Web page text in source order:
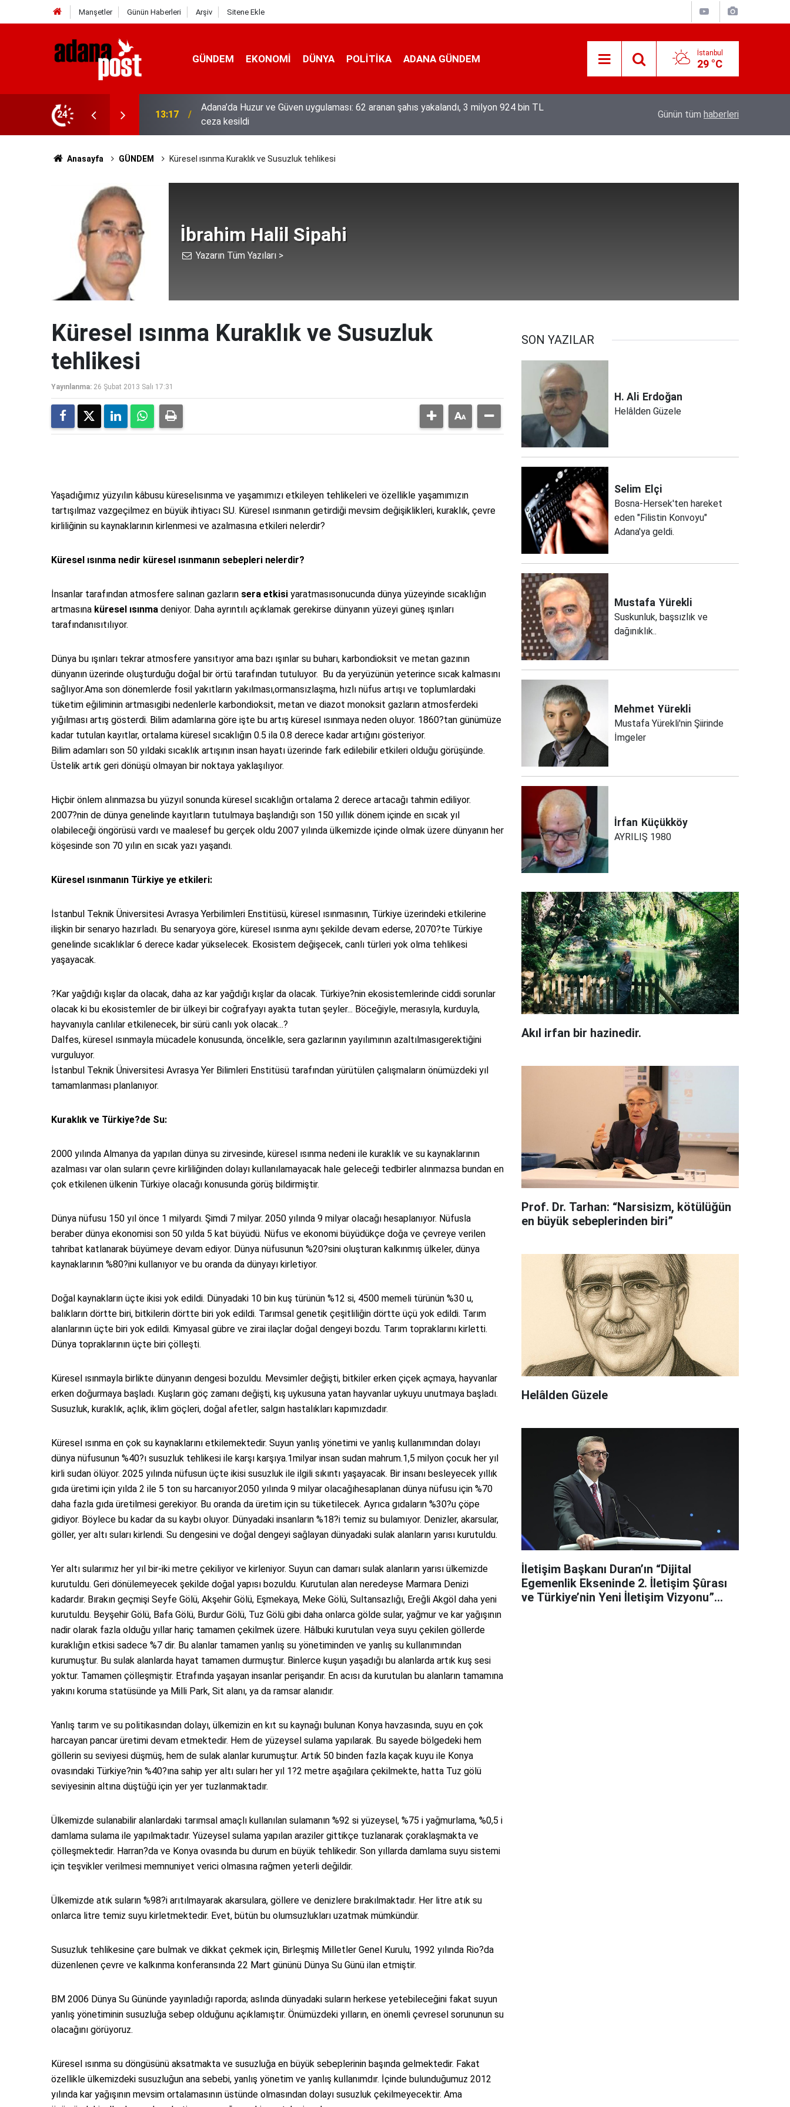
Manşetler Günün Haberleri Arşiv Sitene Ekle
GÜNDEM EKONOMI DÜNYA POLİTİKA ADANA GÜNDEM İstanbul
29 °C
24
yakalandı, 3 milyon 924 bin TL
13:01 52 yıldır el emeğiyle üretiyor, mesleğin yok olmamasına karşı direniyor Hava 40, asfalt 200 derece: Adana’da
Günün tüm haberleri
Anasayfa GÜNDEM Küresel ısınma Kuraklık ve Susuzluk tehlikesi
İbrahim Halil Sipahi
Yazarın Tüm Yazıları >
Küresel ısınma Kuraklık ve Susuzluk
tehlikesi
Yayınlanma: 26 Şubat 2013 Salı 17:31
Yaşadığımız yüzyılın kâbusu küreselısınma ve yaşamımızı etkileyen tehlikeleri ve özellikle yaşamımızın
tartışılmaz vazgeçilmez en büyük ihtiyacı SU. Küresel ısınmanın getirdiği mevsim değişiklikleri, kuraklık, çevre
kirliliğinin su kaynaklarının kirlenmesi ve azalmasına etkileri nelerdir?
Küresel ısınma nedir küresel ısınmanın sebepleri nelerdir?
İnsanlar tarafından atmosfere salınan gazların sera etkisi yaratmasısonucunda dünya yüzeyinde sıcaklığın
artmasına küresel ısınma deniyor. Daha ayrıntılı açıklamak gerekirse dünyanın yüzeyi güneş ışınları
tarafındanısıtılıyor.
Dünya bu ışınları tekrar atmosfere yansıtıyor ama bazı ışınlar su buharı, karbondioksit ve metan gazının
dünyanın üzerinde oluşturduğu doğal bir örtü tarafından tutuluyor. Bu da yeryüzünün yeterince sıcak kalmasını
sağlıyor.Ama son dönemlerde fosil yakıtların yakılması,ormansızlaşma, hızlı nüfus artışı ve toplumlardaki
tüketim eğiliminin artmasıgibi nedenlerle karbondioksit, metan ve diazot monoksit gazların atmosferdeki
yığılması artış gösterdi. Bilim adamlarına göre işte bu artış küresel ısınmaya neden oluyor. 1860?tan günümüze
kadar tutulan kayıtlar, ortalama küresel sıcaklığın 0.5 ila 0.8 derece kadar artığını gösteriyor.
Bilim adamları son 50 yıldaki sıcaklık artışının insan hayatı üzerinde fark edilebilir etkileri olduğu görüşünde.
Üstelik artık geri dönüşü olmayan bir noktaya yaklaşılıyor.
Hiçbir önlem alınmazsa bu yüzyıl sonunda küresel sıcaklığın ortalama 2 derece artacağı tahmin ediliyor.
2007?nin de dünya genelinde kayıtların tutulmaya başlandığı son 150 yıllık dönem içinde en sıcak yıl
olabileceği öngörüsü vardı ve maalesef bu gerçek oldu 2007 yılında ülkemizde içinde olmak üzere dünyanın her
köşesinde son 70 yılın en sıcak yazı yaşandı.
Küresel ısınmanın Türkiye ye etkileri:
İstanbul Teknik Üniversitesi Avrasya Yerbilimleri Enstitüsü, küresel ısınmasının, Türkiye üzerindeki etkilerine
ilişkin bir senaryo hazırladı. Bu senaryoya göre, küresel ısınma aynı şekilde devam ederse, 2070?te Türkiye
genelinde sıcaklıklar 6 derece kadar yükselecek. Ekosistem değişecek, canlı türleri yok olma tehlikesi
yaşayacak.
?Kar yağdığı kışlar da olacak, daha az kar yağdığı kışlar da olacak. Türkiye?nin ekosistemlerinde ciddi sorunlar
olacak ki bu ekosistemler de bir ülkeyi bir coğrafyayı ayakta tutan şeyler... Böceğiyle, merasıyla, kurduyla,
hayvanıyla canlılar etkilenecek, bir sürü canlı yok olacak...?
Dalfes, küresel ısınmayla mücadele konusunda, öncelikle, sera gazlarının yayılımının azaltılmasıgerektiğini
vurguluyor.
İstanbul Teknik Üniversitesi Avrasya Yer Bilimleri Enstitüsü tarafından yürütülen çalışmaların önümüzdeki yıl
tamamlanması planlanıyor.
Kuraklık ve Türkiye?de Su:
2000 yılında Almanya da yapılan dünya su zirvesinde, küresel ısınma nedeni ile kuraklık ve su kaynaklarının
azalması var olan suların çevre kirliliğinden dolayı kullanılamayacak hale geleceği tedbirler alınmazsa bundan en
çok etkilenen ülkenin Türkiye olacağı konusunda görüş bildirmiştir.
Dünya nüfusu 150 yıl önce 1 milyardı. Şimdi 7 milyar. 2050 yılında 9 milyar olacağı hesaplanıyor. Nüfusla
beraber dünya ekonomisi son 50 yılda 5 kat büyüdü. Nüfus ve ekonomi büyüdükçe doğa ve çevreye verilen
tahribat katlanarak büyümeye devam ediyor. Dünya nüfusunun %20?sini oluşturan kalkınmış ülkeler, dünya
kaynaklarının %80?ini kullanıyor ve bu oranda da dünyayı kirletiyor.
Doğal kaynakların üçte ikisi yok edildi. Dünyadaki 10 bin kuş türünün %12 si, 4500 memeli türünün %30 u,
balıkların dörtte biri, bitkilerin dörtte biri yok edildi. Tarımsal genetik çeşitliliğin dörtte üçü yok edildi. Tarım
alanlarının üçte biri yok edildi. Kimyasal gübre ve zirai ilaçlar doğal dengeyi bozdu. Tarım topraklarını kirletti.
Dünya topraklarının üçte biri çölleşti.
Küresel ısınmayla birlikte dünyanın dengesi bozuldu. Mevsimler değişti, bitkiler erken çiçek açmaya, hayvanlar
erken doğurmaya başladı. Kuşların göç zamanı değişti, kış uykusuna yatan hayvanlar uykuyu unutmaya başladı.
Susuzluk, kuraklık, açlık, iklim göçleri, doğal afetler, salgın hastalıkları kapımızdadır.
Küresel ısınma en çok su kaynaklarını etkilemektedir. Suyun yanlış yönetimi ve yanlış kullanımından dolayı
dünya nüfusunun %40?ı susuzluk tehlikesi ile karşı karşıya.1milyar insan sudan mahrum.1,5 milyon çocuk her yıl
kirli sudan ölüyor. 2025 yılında nüfusun üçte ikisi susuzluk ile ilgili sıkıntı yaşayacak. Bir insanı besleyecek yıllık
gıda üretimi için yılda 2 ile 5 ton su harcanıyor.2050 yılında 9 milyar olacağıhesaplanan dünya nüfusu için %70
daha fazla gıda üretilmesi gerekiyor. Bu oranda da üretim için su tüketilecek. Ayrıca gıdaların %30?u çöpe
gidiyor. Böylece bu kadar da su kaybı oluyor. Dünyadaki insanların %18?i temiz su bulamıyor. Denizler, akarsular,
göller, yer altı suları kirlendi. Su dengesini ve doğal dengeyi sağlayan dünyadaki sulak alanların yarısı kurutuldu.
Yer altı sularımız her yıl bir-iki metre çekiliyor ve kirleniyor. Suyun can damarı sulak alanların yarısı ülkemizde
kurutuldu. Geri dönülemeyecek şekilde doğal yapısı bozuldu. Kurutulan alan neredeyse Marmara Denizi
kadardır. Bırakın geçmişi Seyfe Gölü, Akşehir Gölü, Eşmekaya, Meke Gölü, Sultansazlığı, Ereğli Akgöl daha yeni
kurutuldu. Beyşehir Gölü, Bafa Gölü, Burdur Gölü, Tuz Gölü gibi daha onlarca gölde sular, yağmur ve kar yağışının
nadir olarak fazla olduğu yıllar hariç tamamen çekilmek üzere. Hâlbuki kurutulan veya suyu çekilen göllerde
kuraklığın etkisi sadece %7 dir. Bu alanlar tamamen yanlış su yönetiminden ve yanlış su kullanımından
kurumuştur. Bu sulak alanlarda hayat tamamen durmuştur. Binlerce kuşun yaşadığı bu alanlarda artık kuş sesi
yoktur. Tamamen çölleşmiştir. Etrafında yaşayan insanlar perişandır. En acısı da kurutulan bu alanların tamamına
yakını koruma statüsünde ya Milli Park, Sit alanı, ya da ramsar alanıdır.
Yanlış tarım ve su politikasından dolayı, ülkemizin en kıt su kaynağı bulunan Konya havzasında, suyu en çok
harcayan pancar üretimi devam etmektedir. Hem de yüzeysel sulama yapılarak. Bu sayede bölgedeki hem
göllerin su seviyesi düşmüş, hem de sulak alanlar kurumuştur. Artık 50 binden fazla kaçak kuyu ile Konya
ovasındaki Türkiye?nin %40?ına sahip yer altı suları her yıl 1?2 metre aşağılara çekilmekte, hatta Tuz gölü
seviyesinin altına düştüğü için yer yer tuzlanmaktadır.
Ülkemizde sulanabilir alanlardaki tarımsal amaçlı kullanılan sulamanın %92 si yüzeysel, %75 i yağmurlama, %0,5 i
damlama sulama ile yapılmaktadır. Yüzeysel sulama yapılan araziler gittikçe tuzlanarak çoraklaşmakta ve
çölleşmektedir. Harran?da ve Konya ovasında bu durum en büyük tehlikedir. Son yıllarda damlama suyu sistemi
için teşvikler verilmesi memnuniyet verici olmasına rağmen yeterli değildir.
Ülkemizde atık suların %98?i arıtılmayarak akarsulara, göllere ve denizlere bırakılmaktadır. Her litre atık su
onlarca litre temiz suyu kirletmektedir. Evet, bütün bu olumsuzlukları uzatmak mümkündür.
Susuzluk tehlikesine çare bulmak ve dikkat çekmek için, Birleşmiş Milletler Genel Kurulu, 1992 yılında Rio?da
düzenlenen çevre ve kalkınma konferansında 22 Mart gününü Dünya Su Günü ilan etmiştir.
BM 2006 Dünya Su Gününde yayınladığı raporda; aslında dünyadaki suların herkese yetebileceğini fakat suyun
yanlış yönetiminin susuzluğa sebep olduğunu açıklamıştır. Önümüzdeki yılların, en önemli çevresel sorununun su
olacağını görüyoruz.
Küresel ısınma su döngüsünü aksatmakta ve susuzluğa en büyük sebeplerinin başında gelmektedir. Fakat
özellikle ülkemizdeki susuzluğun ana sebebi, yanlış yönetim ve yanlış kullanımdır. İçinde bulunduğumuz 2012
yılında kar yağışının mevsim ortalamasının üstünde olmasından dolayı susuzluk çekilmeyecektir. Ama
SON YAZILAR
H. Ali Erdoğan
Helâlden Güzele
Selim Elçi
Bosna-Hersek'ten hareket
eden "Filistin Konvoyu"
Adana'ya geldi.
Mustafa Yürekli
Suskunluk, başsızlık ve
dağınıklık..
Mehmet Yürekli
Mustafa Yürekli'nin Şiirinde
İmgeler
İrfan Küçükköy
AYRILIŞ 1980
Akıl irfan bir hazinedir.
Prof. Dr. Tarhan: “Narsisizm, kötülüğün
en büyük sebeplerinden biri”
Helâlden Güzele
İletişim Başkanı Duran’ın “Dijital
Egemenlik Ekseninde 2. İletişim Şûrası
ve Türkiye’nin Yeni İletişim Vizyonu”